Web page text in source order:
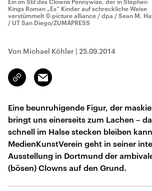
Ein im Stil des Clowns Pennywise, der in Stephen
Kings Roman „Es“ Kinder auf schreckliche Weise
verstümmelt © picture alliance / dpa / Sean M.
/ UT San Diego/ZUMAPRESS
Von Michael Köhler | 25.09.2014
Link
kopieren/teilen
Email
Eine beunruhigende Figur, der
bringt uns einerseits zum Lachen –
schnell im Halse stecken bleiben
MedienKunstVerein geht in seiner
Ausstellung in Dortmund der
(bösen) Clowns auf den Grund.